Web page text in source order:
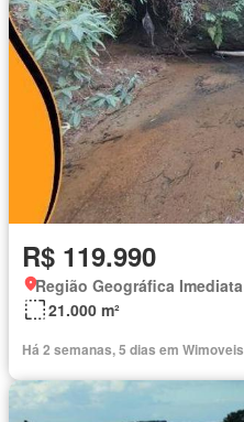
R$ 119.990
21.000 m²
Há 2 semanas, 5 dias em Wimoveis